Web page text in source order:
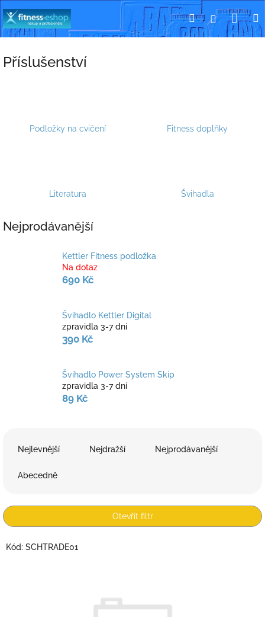
na
obsah
HledatPřihlášení
Příslušenství
Podložky na cvičení Fitness doplňky
Literatura Švihadla
Nejprodávanější
Kettler Fitness podložka
Na dotaz
690 Kč
Švihadlo Kettler Digital
zpravidla 3-7 dní
390 Kč
Švihadlo Power System Skip
zpravidla 3-7 dní
89 Kč
p
r
d
Nejlevnější Nejdražší Nejprodávanější
Abecedně
Otevřít filtr
V
Kód: SCHTRADE01